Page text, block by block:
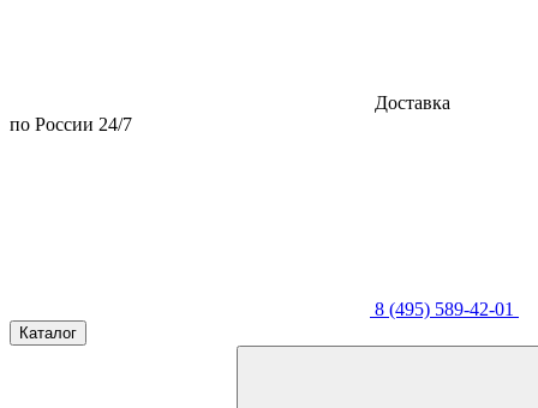
Доставка
по России 24/7
8 (495) 589-42-01
Каталог